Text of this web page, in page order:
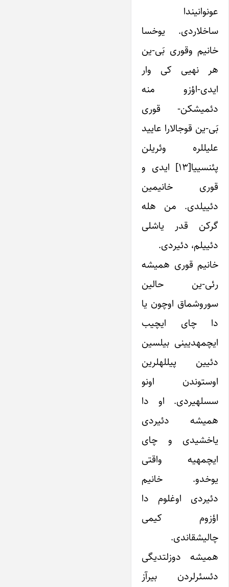
عونوانیندا
ساخلاردی. یوخسا
خانیم وقوری بَی-ین
هر نه­یی کی وار
ایدی-اؤزو منه
دئمیشکن- قوری
بَی-ین قوجالارا عایید
علیل­لره وئریلن
پئنسییا[۱۳] ایدی و
قوری خانیمین
دئییلدی. من هله
گرکن قدر یاشلی
دئییلم، دئیردی.
خانیم قوری همیشه
رئی-ین حالین
سوروشماق اوچون یا
دا چای ایچیب
ایچمه­دیینی بیلسین
دئیین پیلله­لرین
اوستوندن اونو
سسله­یردی. او دا
همیشه دئیردی
یاخشیدی و چای
ایچمه­یه واقتی
یوخدو. خانیم
دئیردی اوغلوم دا
اؤزوم کیمی
چالیشقاندی.
همیشه دوزلتدیگی
دئسئرلردن بیرآز